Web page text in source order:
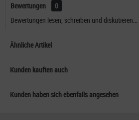
Bewertungen
0
Bewertungen lesen, schreiben und diskutieren...
Ähnliche Artikel
Kunden kauften auch
Kunden haben sich ebenfalls angesehen